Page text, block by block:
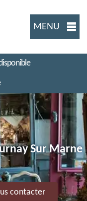
MENU
Sur Marne
contacter